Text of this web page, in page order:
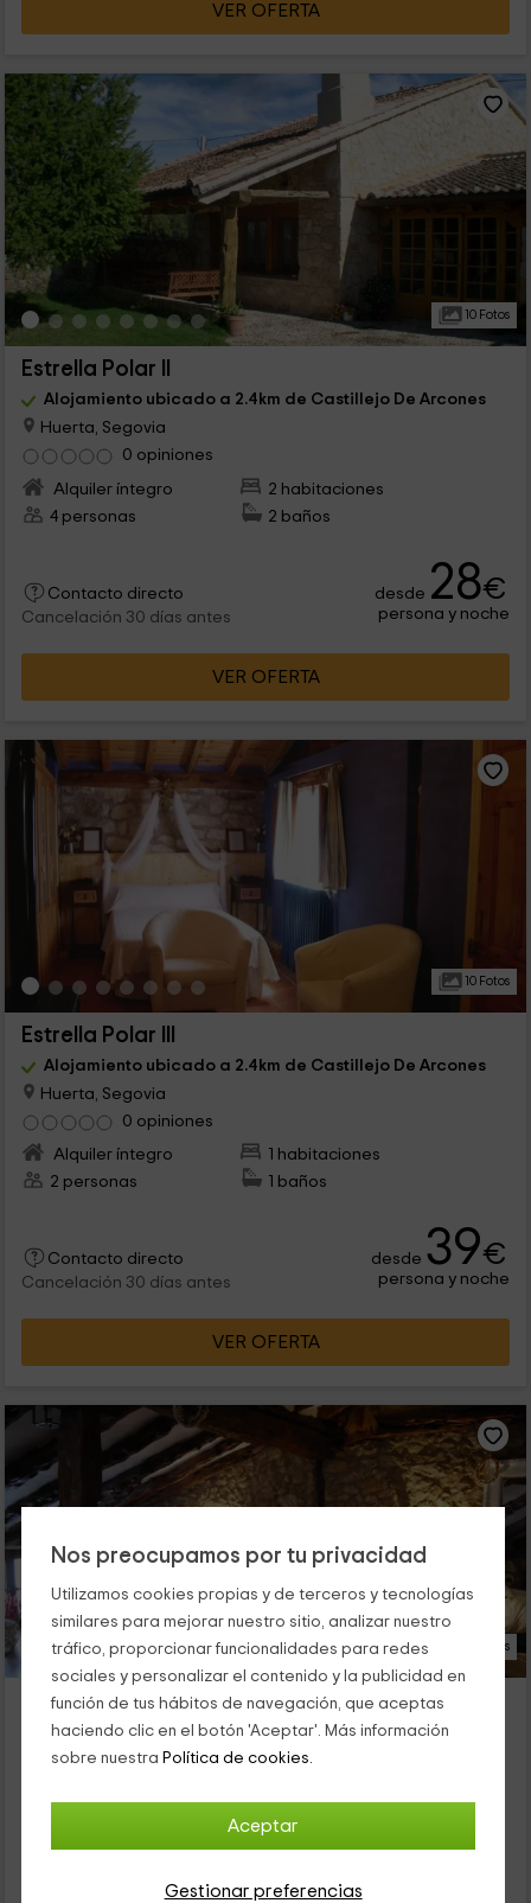
Nos preocupamos por tu privacidad
Utilizamos cookies propias y de terceros y tecnologías
similares para mejorar nuestro sitio, analizar nuestro
tráfico, proporcionar funcionalidades para redes
sociales y personalizar el contenido y la publicidad en
función de tus hábitos de navegación, que aceptas
haciendo clic en el botón 'Aceptar'. Más información
sobre nuestra Política de cookies.
Aceptar
Gestionar preferencias
VER OFERTA
10 Fotos
Estrella Polar II
Alojamiento ubicado a 2.4km de Castillejo De Arcones
Huerta, Segovia
0 opiniones
Alquiler íntegro
2 habitaciones
4 personas
2 baños
Contacto directo
Cancelación 30 días antes
desde 28€
persona y noche
VER OFERTA
10 Fotos
Estrella Polar III
Alojamiento ubicado a 2.4km de Castillejo De Arcones
Huerta, Segovia
0 opiniones
Alquiler íntegro
1 habitaciones
2 personas
1 baños
Contacto directo
Cancelación 30 días antes
desde 39€
persona y noche
VER OFERTA
17 Fotos
La Casita de Huerta
Alojamiento ubicado a 2.4km de Castillejo De Arcones
Huerta, Segovia
3 habitaciones
6 personas
3 baños